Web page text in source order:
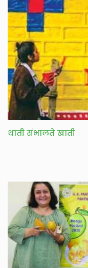
थाती संभालते खाती